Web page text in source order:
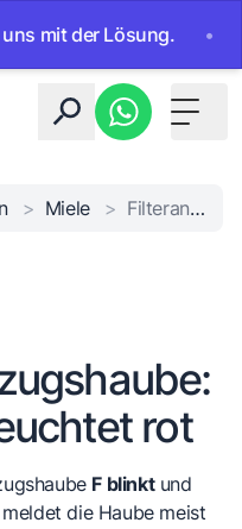
der Lösung. • Ab
Toggle
> Miele > Filteranzeige blinkt rot
rot
F blinktund
meldet die Haube meist